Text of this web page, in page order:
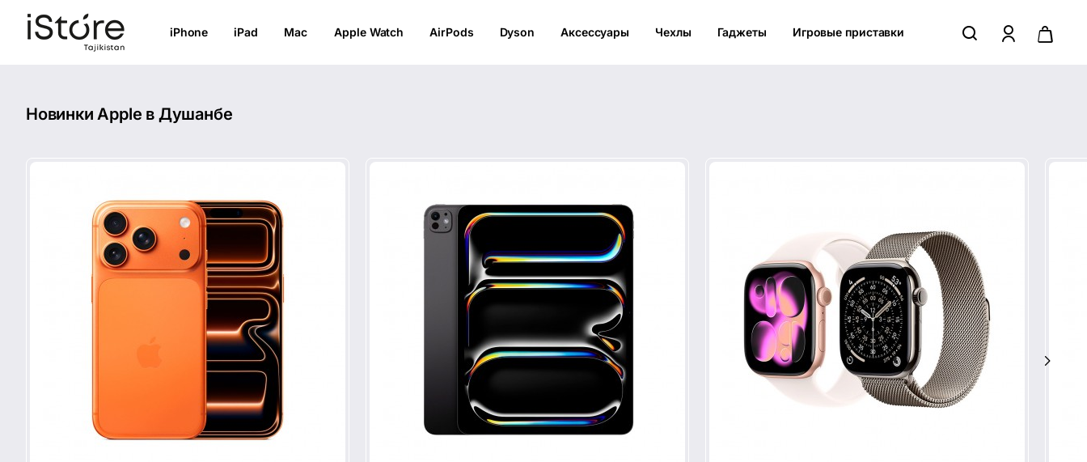
iPhone iPad Mac Apple Watch AirPods Dyson Аксессуары Чехлы Гаджеты Игровые приставки
Новинки Apple в Душанбе